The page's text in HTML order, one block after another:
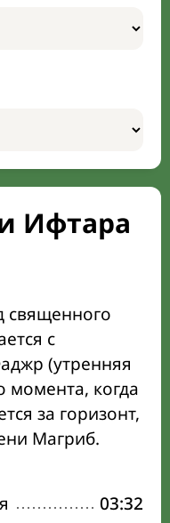
Ифтара
священного
с
(утренняя
момента, когда
за горизонт,
Магриб.
03:32